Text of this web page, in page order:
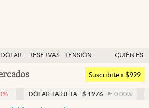
DÓLAR
RESERVAS
TENSIÓN
GEOPOLÍTICA
QUIÉN ES
QUIÉN
Argentina
Suscribite x $999
TARJETA $ 1976 0.00% DÓLAR